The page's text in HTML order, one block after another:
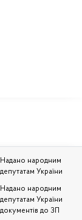
Надано народним
депутатам України
Надано народним
депутатам України
документів до ЗП